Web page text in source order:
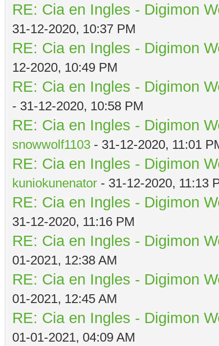
RE: Cia en Ingles - Digimon
31-12-2020, 10:37 PM
RE: Cia en Ingles - Digimon
12-2020, 10:49 PM
RE: Cia en Ingles - Digimon
- 31-12-2020, 10:58 PM
RE: Cia en Ingles - Digimon
snowwolf1103 - 31-12-2020, 11:01
RE: Cia en Ingles - Digimon
kuniokunenator - 31-12-2020, 11:13
RE: Cia en Ingles - Digimon
31-12-2020, 11:16 PM
RE: Cia en Ingles - Digimon
01-2021, 12:38 AM
RE: Cia en Ingles - Digimon
01-2021, 12:45 AM
RE: Cia en Ingles - Digimon
01-01-2021, 04:09 AM